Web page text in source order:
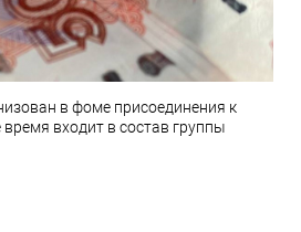
в фоме присоединения к
входит в состав группы